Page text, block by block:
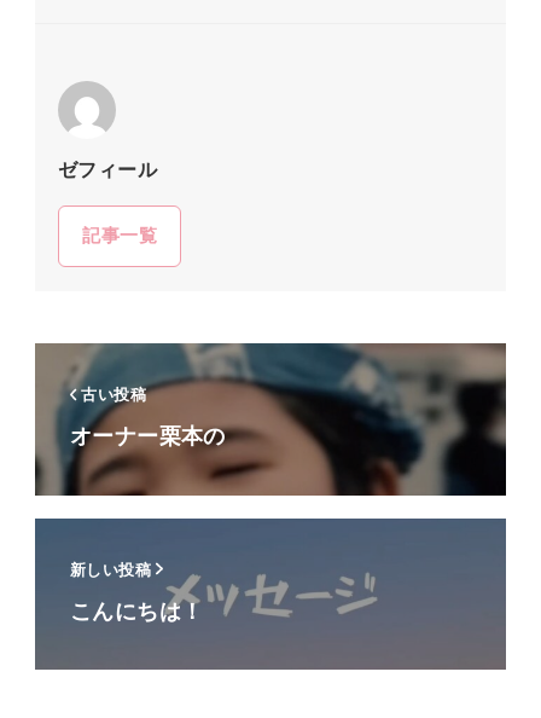
ゼフィール
記事一覧
古い投稿
オーナー栗本の
新しい投稿
こんにちは！